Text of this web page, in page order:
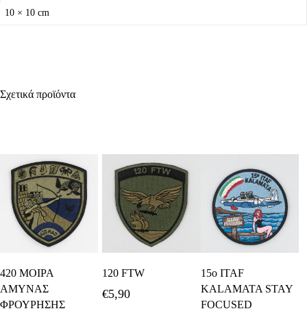
10 × 10 cm
Σχετικά προϊόντα
Καλάθι
420 ΜΟΙΡΑ
ΑΜΥΝΑΣ
ΦΡΟΥΡΗΣΗΣ
120 FTW
€5,90
Καλάθι
15o ITAF
KALAMATA STAY
FOCUSED